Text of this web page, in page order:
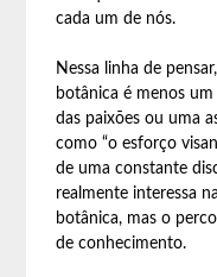
cada um de nós.
Nessa linha de
botânica é menos
das paixões ou uma
como “o esforço
de uma constante
realmente interessa
botânica, mas o
de conhecimento.